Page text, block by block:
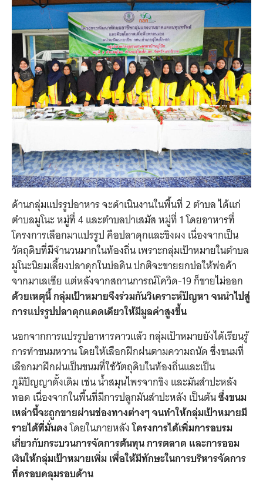
ด้านกลุ่มแปรรูปอาหาร จะดำเนินงานในพื้นที่ 2 ตำบล ได้แก่
ตำบลมูโนะ หมู่ที่ 4 และตำบลปาเสมัส หมู่ที่ 1 โดยอาหารที่
โครงการเลือกมาแปรรูป คือปลาดุกและขิงผง เนื่องจากเป็น
วัตถุดิบที่มีจำนวนมากในท้องถิ่น เพราะกลุ่มเป้าหมายในตำบล
มูโนะนิยมเลี้ยงปลาดุกในบ่อดิน ปกติจะขายยกบ่อให้พ่อค้า
จากมาเลเซีย แต่หลังจากสถานการณ์โควิด-19 ก็ขายไม่ออก
ด้วยเหตุนี้ กลุ่มเป้าหมายจึงร่วมกันวิเคราะห์ปัญหา จนนำไปสู่
การแปรรูปปลาดุกแดดเดียวให้มีมูลค่าสูงขึ้น
นอกจากการแปรรูปอาหารคาวแล้ว กลุ่มเป้าหมายยังได้เรียนรู้
การทำขนมหวาน โดยให้เลือกฝึกฝนตามความถนัด ซึ่งขนมที่
เลือกมาฝึกฝนเป็นขนมที่ใช้วัตถุดิบในท้องถิ่นและเป็น
ภูมิปัญญาดั้งเดิม เช่น น้ำสมุนไพรจากขิง และมันสำปะหลัง
ทอด เนื่องจากในพื้นที่มีการปลูกมันสำปะหลัง เป็นต้นซึ่งขนม
เหล่านี้จะถูกขายผ่านช่องทางต่างๆ จนทำให้กลุ่มเป้าหมายมี
รายได้ที่มั่นคงโดยในภายหลังโครงการได้เพิ่มการอบรม
เกี่ยวกับกระบวนการจัดการต้นทุน การตลาด และการออม
เงินให้กลุ่มเป้าหมายเพิ่ม เพื่อให้มีทักษะในการบริหารจัดการ
ที่ครอบคลุมรอบด้าน